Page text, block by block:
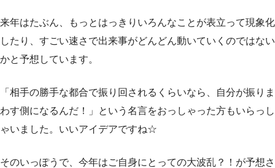
来年はたぶん、もっとはっきりいろんなことが表立って現象化
したり、すごい速さで出来事がどんどん動いていくのではない
かと予想しています。
「相手の勝手な都合で振り回されるくらいなら、自分が振りま
わす側になるんだ！」という名言をおっしゃった方もいらっし
ゃいました。いいアイデアですね☆
そのいっぽうで、今年はご自身にとっての大波乱？！が予想さ